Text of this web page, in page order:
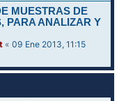
MUESTRAS DE
PARA ANALIZAR Y
«09 Ene 2013, 11:15